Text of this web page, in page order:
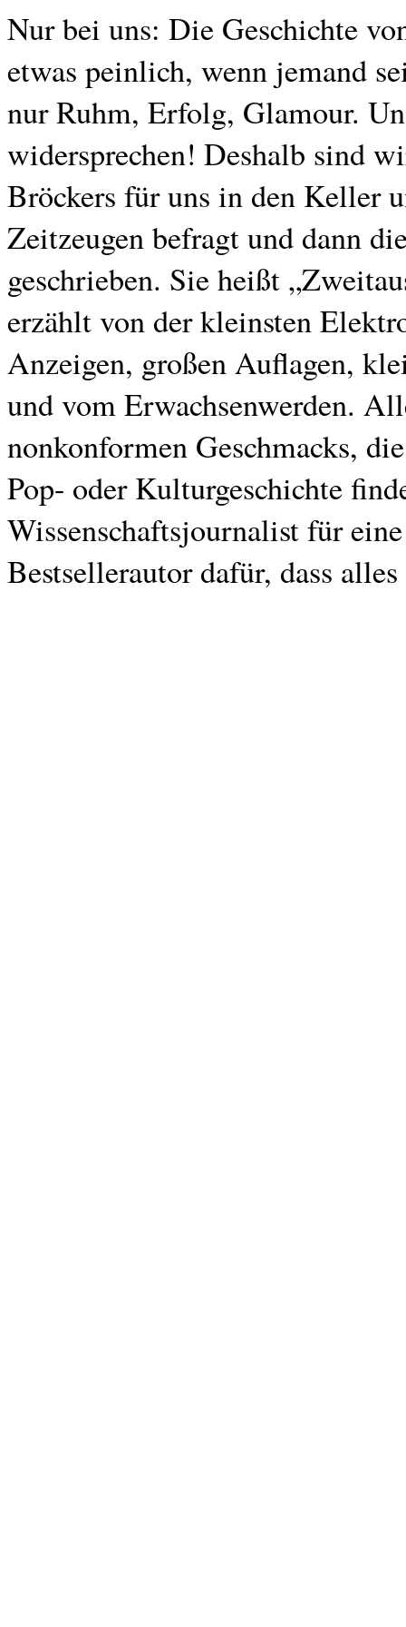
Nur bei uns: Die Geschichte
etwas peinlich, wenn jemand
nur Ruhm, Erfolg, Glamour.
widersprechen! Deshalb sind
Bröckers für uns in den Keller
Zeitzeugen befragt und dann
geschrieben. Sie heißt
erzählt von der kleinsten
Anzeigen, großen Auflagen,
und vom Erwachsenwerden.
nonkonformen Geschmacks,
Pop- oder Kulturgeschichte
Wissenschaftsjournalist für
Bestsellerautor dafür, dass